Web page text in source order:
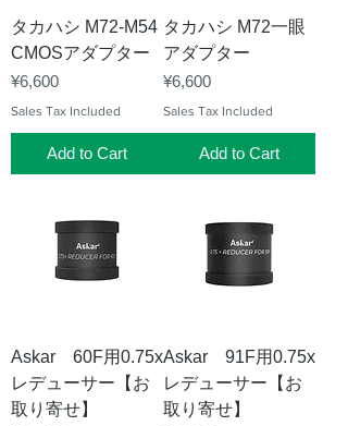
タカハシ M72-M54
CMOSアダプター
Price
¥6,600
Sales Tax Included
Add to Cart
タカハシ M72一眼
アダプター
Price
¥6,600
Sales Tax Included
Add to Cart
Askar 60F用0.75x
レデューサー【お
取り寄せ】
Askar 91F用0.75x
レデューサー【お
取り寄せ】